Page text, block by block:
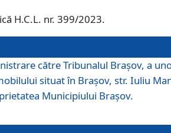
H.C.L. nr. 399/2023.
către Tribunalul Brașov, a
situat în Brașov, str. Iuliu
Municipiului Brașov.